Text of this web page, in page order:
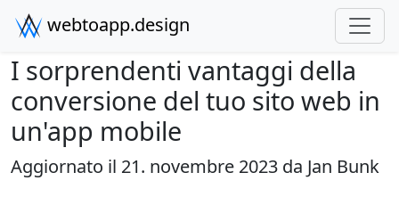
webtoapp.design
I sorprendenti vantaggi della
conversione del tuo sito web in
un'app mobile
Aggiornato il 21. novembre 2023 da Jan Bunk